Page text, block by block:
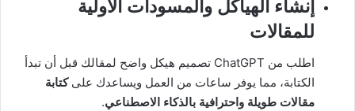
إنشاء الهياكل والمسودات الأولية
للمقالات
اطلب من ChatGPT تصميم هيكل واضح لمقالك قبل أن تبدأ
الكتابة، مما يوفر ساعات من العمل ويساعدك علىكتابة
مقالات طويلة واحترافية بالذكاء الاصطناعي.